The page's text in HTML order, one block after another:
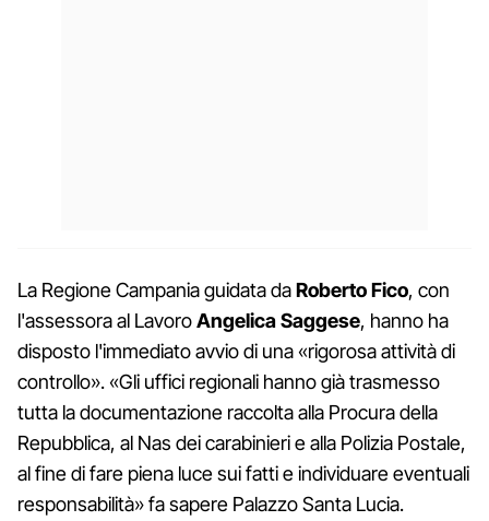
La Regione Campania guidata daRoberto Fico, con
l'assessora al LavoroAngelica Saggese, hanno ha
disposto l'immediato avvio di una «rigorosa attività di
controllo». «Gli uffici regionali hanno già trasmesso
tutta la documentazione raccolta alla Procura della
Repubblica, al Nas dei carabinieri e alla Polizia Postale,
al fine di fare piena luce sui fatti e individuare eventuali
responsabilità» fa sapere Palazzo Santa Lucia.